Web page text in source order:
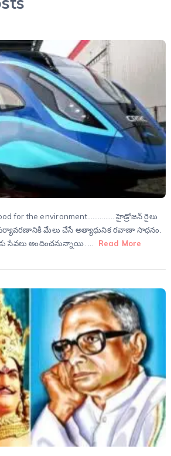
for the environment…………… హైడ్రోజన్ రైలు
పర్యావరణానికి మేలు చేసే అత్యాధునిక రవాణా సాధనం.
సేవలు అందించనున్నాయి. …
Read More